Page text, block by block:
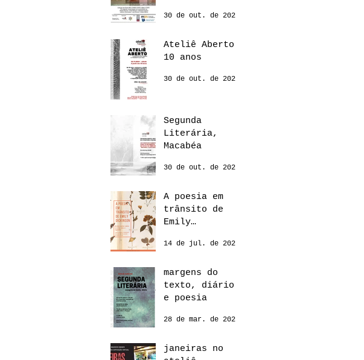
30 de out. de 2024
Ateliê Aberto:
10 anos
30 de out. de 2024
Segunda
Literária,
Macabéa
30 de out. de 2024
A poesia em
trânsito de
Emily
14 de jul. de 2022
margens do
texto, diário
e poesia
28 de mar. de 2022
janeiras no